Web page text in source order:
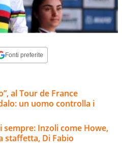
Fonti preferite
al Tour de France
un uomo controlla i
sempre: Inzoli come Howe,
staffetta, Di Fabio